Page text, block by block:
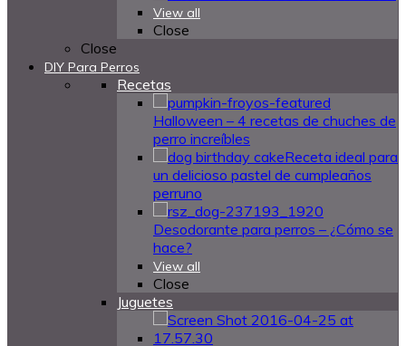
View all
Close
Close
DIY Para Perros
Recetas
Halloween – 4 recetas de chuches de
perro increíbles
Receta ideal para
un delicioso pastel de cumpleaños
perruno
Desodorante para perros – ¿Cómo se
hace?
View all
Close
Juguetes